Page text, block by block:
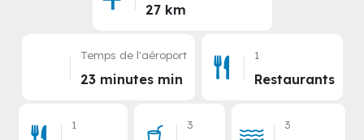
27 km
Temps de l'aéroport
23 minutes min
1
Restaurants
1 3 3